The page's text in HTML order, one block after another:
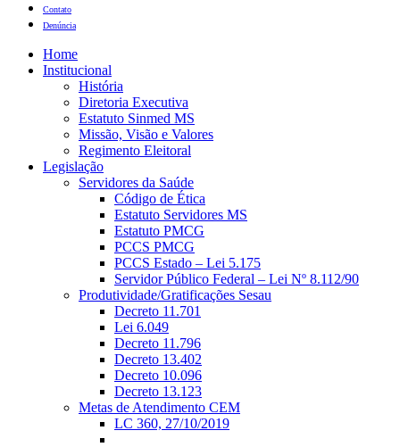
Contato
Denúncia
Home
Institucional
História
Diretoria Executiva
Estatuto Sinmed MS
Missão, Visão e Valores
Regimento Eleitoral
Legislação
Servidores da Saúde
Código de Ética
Estatuto Servidores MS
Estatuto PMCG
PCCS PMCG
PCCS Estado – Lei 5.175
Servidor Público Federal – Lei Nº 8.112/90
Produtividade/Gratificações Sesau
Decreto 11.701
Lei 6.049
Decreto 11.796
Decreto 13.402
Decreto 10.096
Decreto 13.123
Metas de Atendimento CEM
LC 360, 27/10/2019